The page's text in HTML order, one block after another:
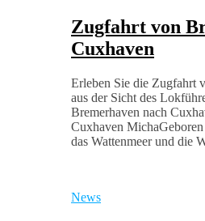
Zugfahrt von
Cuxhaven
Erleben Sie die Zugfahrt
aus der Sicht des
Bremerhaven nach
Cuxhaven
das Wattenmeer und die
News